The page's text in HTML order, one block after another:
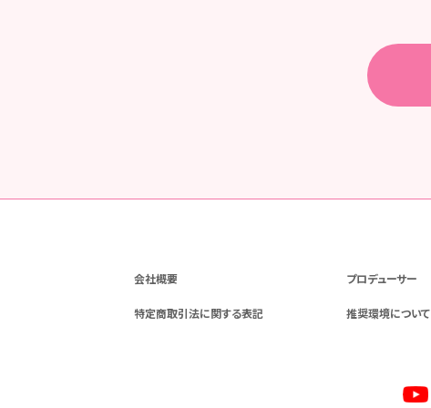
会社概要 プロデューサー
特定商取引法に関する表記 推奨環境について